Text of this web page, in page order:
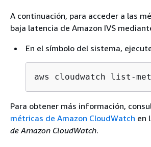
A continuación, para acceder a las
baja latencia de Amazon IVS
En el símbolo del sistema,
aws cloudwatch list-
Para obtener más información,
métricas de Amazon CloudWatch en
de Amazon CloudWatch.